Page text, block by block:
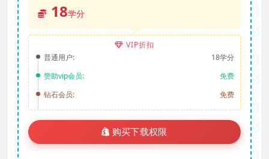
18学分
VIP折扣
普通用户:
18学分
赞助vip会员:
免费
钻石会员:
免费
购买下载权限